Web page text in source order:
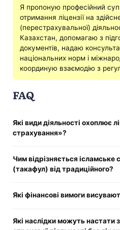
Я пропоную професійний
отримання ліцензії на
(перестрахувальної)
Казахстан, допомагаю з
документів, надаю
національних норм і
координую взаємодію з
FAQ
Які види діяльності охоплює
страхування»?
вантажів, страхування від
Чим відрізняється ісламське
(такафул) від традиційного?
відсутні проценти (риба),
Які фінансові вимоги
покриття потенційних збитків
Які наслідки можуть настати